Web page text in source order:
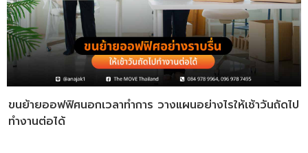
ขนย้ายออฟฟิศนอกเวลาทำการ วางแผนอย่างไรให้เช้าวันถัดไป
ทำงานต่อได้